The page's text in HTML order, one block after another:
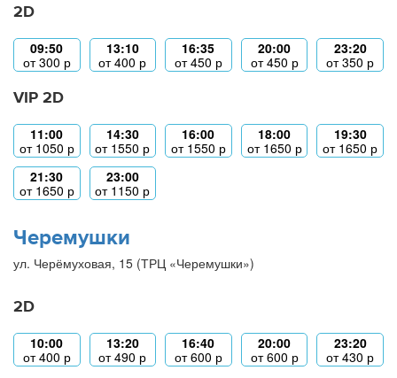
2D
09:50
от300 р
13:10
от400 р
16:35
от450 р
20:00
от450 р
23:20
от350 р
VIP 2D
11:00
от 1050 р
14:30
от 1550 р
16:00
от 1550 р
18:00
от 1650 р
19:30
от 1650 р
21:30
от 1650 р
23:00
от 1150 р
Черемушки
ул. Черёмуховая, 15 (ТРЦ «Черемушки»)
2D
10:00
от400 р
13:20
от490 р
16:40
от600 р
20:00
от600 р
23:20
от430 р